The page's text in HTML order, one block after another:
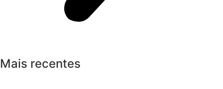
Mais recentes